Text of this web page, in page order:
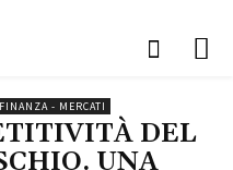
- MERCATI
DEL
UNA